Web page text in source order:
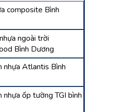
composite Bình
ngoài trời
Bình Dương
nhựa Atlantis Bình
nhựa ốp tường TGI bình